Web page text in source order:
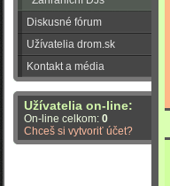
Diskusné fórum
Užívatelia drom.sk
Kontakt a média
Užívatelia on-line:
On-line celkom: 0
Chceš si vytvoriť účet?